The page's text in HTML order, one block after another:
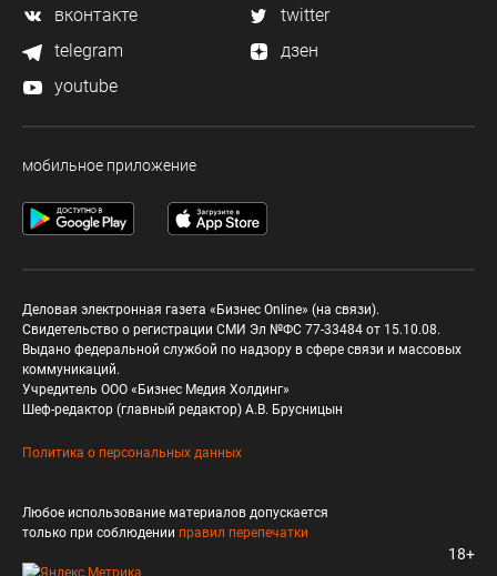
вконтакте
twitter
telegram
дзен
youtube
мобильное приложение
Деловая электронная газета «Бизнес Online» (на связи).
Свидетельство о регистрации СМИ Эл №ФС 77-33484 от 15.10.08.
Выдано федеральной службой по надзору в сфере связи и массовых
коммуникаций.
Учредитель ООО «Бизнес Медия Холдинг»
Шеф-редактор (главный редактор) А.В. Брусницын
Политика о персональных данных
Любое использование материалов допускается
только при соблюдении правил перепечатки
18+